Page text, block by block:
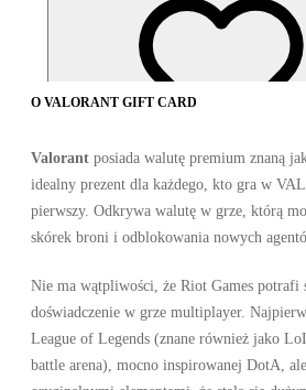
O VALORANT GIFT CARD
Valorant posiada walutę premium znaną
idealny prezent dla każdego, kto gra w
pierwszy. Odkrywa walutę w grze, którą
skórek broni i odblokowania nowych
Nie ma wątpliwości, że Riot Games potrafi
doświadczenie w grze multiplayer.
League of Legends (znane również jako
battle arena), mocno inspirowanej DotA,